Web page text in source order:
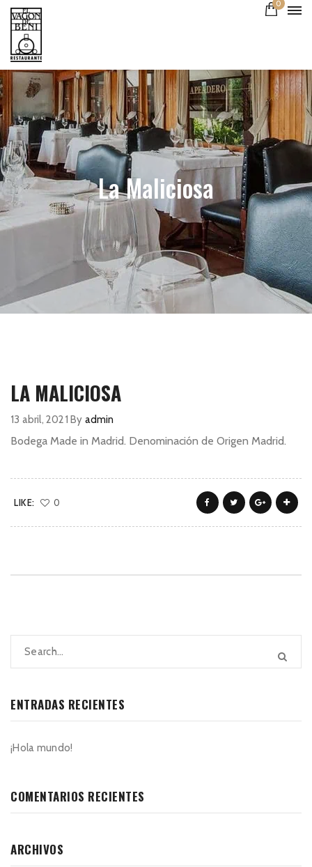
0
La Maliciosa
LA MALICIOSA
13 abril, 2021 By admin
Bodega Made in Madrid. Denominación de Origen Madrid.
LIKE: 0
ENTRADAS RECIENTES
¡Hola mundo!
COMENTARIOS RECIENTES
ARCHIVOS